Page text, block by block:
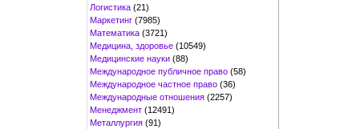
Логистика (21)
Маркетинг (7985)
Математика (3721)
Медицина, здоровье (10549)
Медицинские науки (88)
Международное публичное право (58)
Международное частное право (36)
Международные отношения (2257)
Менеджмент (12491)
Металлургия (91)